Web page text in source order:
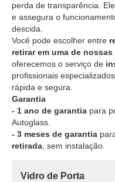
perda de transparência.
e assegura o
descida.
Você pode escolher entre
retirar em uma de nossas
oferecemos o serviço de
profissionais
rápida e segura.
Garantia
- 1 ano de garantia para
Autoglass.
- 3 meses de garantia
retirada , sem instalação.
Vidro de Porta